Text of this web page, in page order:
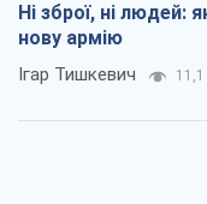
Ні зброї, ні людей:
нову армію
Ігар Тишкевич 11,1